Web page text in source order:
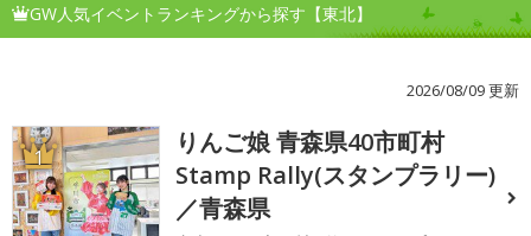
GW人気イベントランキングから探す【東北】
2026/08/09 更新
1
りんご娘 青森県40市町村
Stamp Rally(スタンプラリー)
／青森県